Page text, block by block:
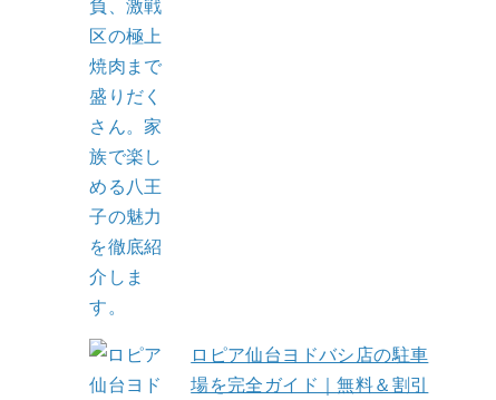
ロピア仙台ヨドバシ店の駐車
場を完全ガイド｜無料＆割引